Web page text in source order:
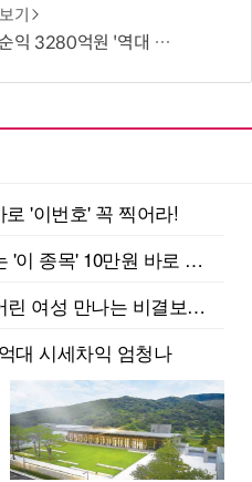
기
'역대 최대'…비이자수익 결실